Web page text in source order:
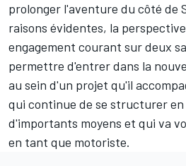
prolonger l'aventure du côté de
raisons évidentes, la
engagement courant sur deux
permettre d'entrer dans la
au sein d'un projet qu'il
qui continue de se structurer
d'importants moyens et qui va
en tant que motoriste.